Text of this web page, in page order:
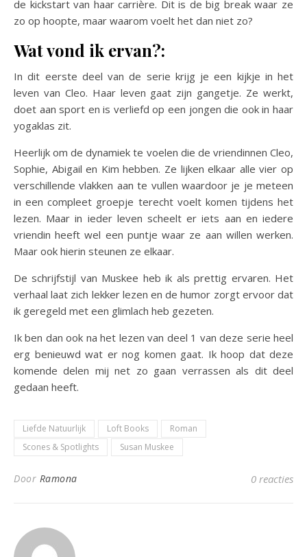
de kickstart van haar carrière. Dit is de big break waar ze
zo op hoopte, maar waarom voelt het dan niet zo?
Wat vond ik ervan?:
In dit eerste deel van de serie krijg je een kijkje in het
leven van Cleo. Haar leven gaat zijn gangetje. Ze werkt,
doet aan sport en is verliefd op een jongen die ook in haar
yogaklas zit.
Heerlijk om de dynamiek te voelen die de vriendinnen Cleo,
Sophie, Abigail en Kim hebben. Ze lijken elkaar alle vier op
verschillende vlakken aan te vullen waardoor je je meteen
in een compleet groepje terecht voelt komen tijdens het
lezen. Maar in ieder leven scheelt er iets aan en iedere
vriendin heeft wel een puntje waar ze aan willen werken.
Maar ook hierin steunen ze elkaar.
De schrijfstijl van Muskee heb ik als prettig ervaren. Het
verhaal laat zich lekker lezen en de humor zorgt ervoor dat
ik geregeld met een glimlach heb gezeten.
Ik ben dan ook na het lezen van deel 1 van deze serie heel
erg benieuwd wat er nog komen gaat. Ik hoop dat deze
komende delen mij net zo gaan verrassen als dit deel
gedaan heeft.
Liefde Natuurlijk Loft Books
Roman
Scones & Spotlights
Susan Muskee
Door Ramona 0 reacties